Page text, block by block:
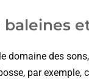
domaine des
par